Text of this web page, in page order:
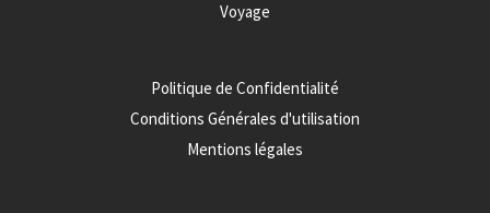
Voyage
Politique de Confidentialité
Conditions Générales d'utilisation
Mentions légales